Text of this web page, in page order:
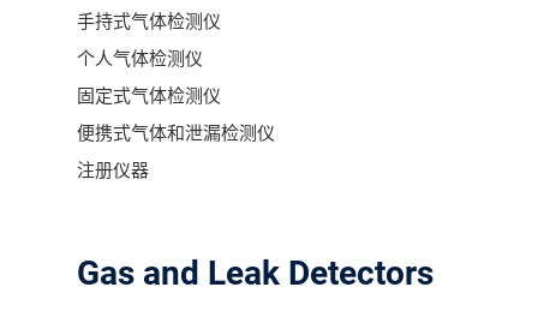
手持式气体检测仪
个人气体检测仪
固定式气体检测仪
便携式气体和泄漏检测仪
注册仪器
Gas and Leak Detectors